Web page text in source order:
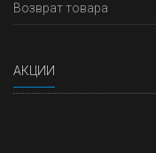
Возврат товара
АКЦИИ